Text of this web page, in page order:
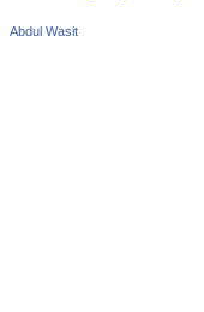
Abdul Wasit